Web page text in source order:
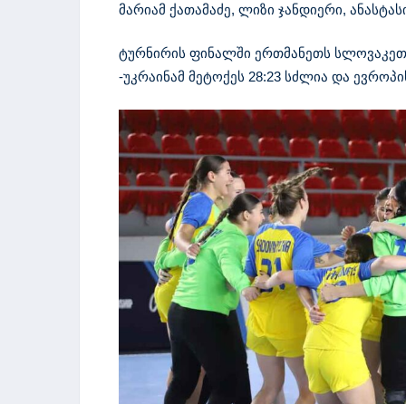
მარიამ ქათამაძე, ლიზი ჯანდიერი,
ტურნირის ფინალში ერთმანეთს
-უკრაინამ მეტოქეს 28:23 სძლია და